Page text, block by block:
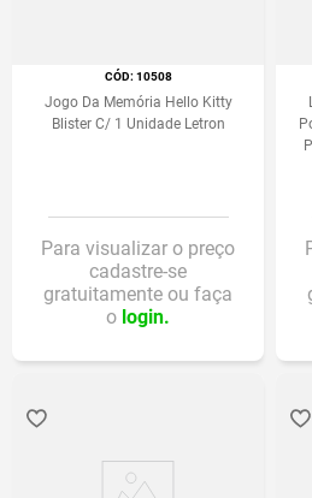
:10508
Jogo Da Memória Hello Kitty
Blister C/ 1 Unidade Letron
Para visualizar o preço
cadastre-se
gratuitamente ou faça
o login.